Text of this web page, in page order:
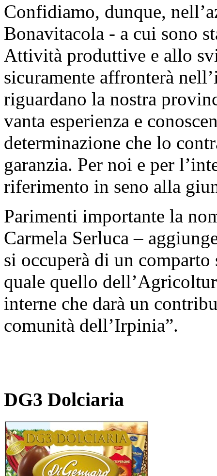
Confidiamo, dunque,
Bonavitacola - a cui sono
Attività produttive e allo
sicuramente affronterà
riguardano la nostra
vanta esperienza e
determinazione che lo
garanzia. Per noi e per
riferimento in seno alla
Parimenti importante la
Carmela Serluca –
si occuperà di un
quale quello
interne che darà un
comunità dell’Irpinia”.
DG3 Dolciaria